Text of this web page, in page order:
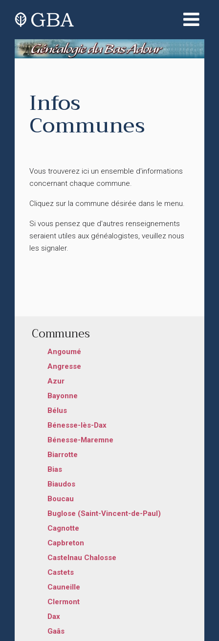
Communes
Angoumé
Angresse
Azur
Bayonne
Bélus
Bénesse-lès-Dax
Bénesse-Maremne
Biarrotte
Bias
Biaudos
Boucau
Buglose (Saint-Vincent-de-Paul)
Cagnotte
Capbreton
Castelnau Chalosse
Castets
Cauneille
Clermont
Dax
Gaâs
Infos
Communes
Vous trouverez ici un ensemble d'informations
concernant chaque commune.
Cliquez sur la commune désirée dans le menu.
Si vous pensez que d'autres renseignements
seraient utiles aux généalogistes, veuillez nous
les signaler.